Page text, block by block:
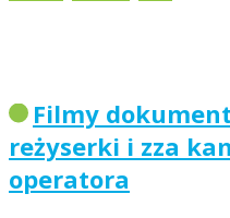
Filmy
reżyserki i zza
operatora